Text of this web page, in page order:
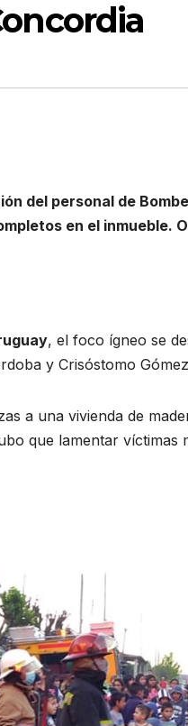
del personal de
en el inmueble.
, el foco ígneo se
y Crisóstomo
a una vivienda de
que lamentar víctimas